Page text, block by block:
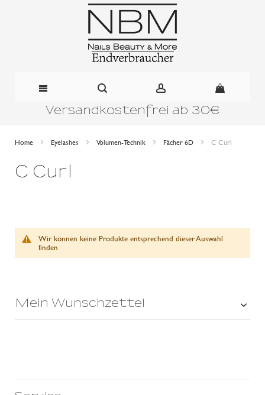
Versandkostenfrei ab 30€
Home Eyelashes Volumen-Technik Fächer 6D C Curl
C Curl
Wir können keine Produkte entsprechend dieser Auswahl
finden
Mein Wunschzettel